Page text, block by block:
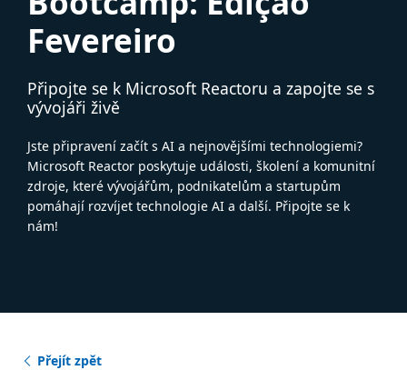
Fevereiro
Připojte se k Microsoft Reactoru a zapojte se s
vývojáři živě
Jste připravení začít s AI a nejnovějšími technologiemi?
Microsoft Reactor poskytuje události, školení a komunitní
zdroje, které vývojářům, podnikatelům a startupům
pomáhají rozvíjet technologie AI a další. Připojte se k
nám!
Přejít zpět